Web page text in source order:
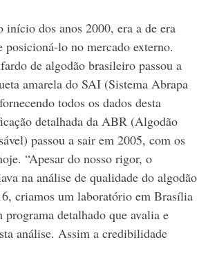
início dos anos 2000, era a de era
posicioná-lo no mercado externo.
de algodão brasileiro passou a
amarela do SAI (Sistema Abrapa
todos os dados desta
detalhada da ABR (Algodão
passou a sair em 2005, com os
“Apesar do nosso rigor, o
na análise de qualidade do algodão
criamos um laboratório em Brasília
programa detalhado que avalia e
análise. Assim a credibilidade